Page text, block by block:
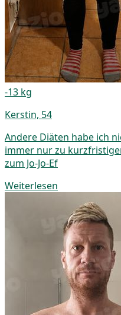
-13 kg
Kerstin, 54
Andere Diäten habe ich
immer nur zu
zum Jo-Jo-Ef
Weiterlesen